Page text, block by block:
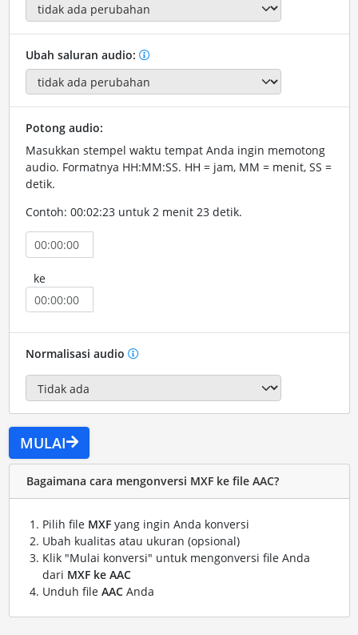
Ubah saluran audio:
Potong audio:
Masukkan stempel waktu tempat Anda ingin memotong
audio. Formatnya HH:MM:SS. HH = jam, MM = menit, SS =
detik.
Contoh: 00:02:23 untuk 2 menit 23 detik.
ke
Normalisasi audio
MULAI
Bagaimana cara mengonversi MXF ke file AAC?
Pilih file MXFyang ingin Anda konversi
Ubah kualitas atau ukuran (opsional)
Klik "Mulai konversi" untuk mengonversi file Anda
dari MXF ke AAC
Unduh file AACAnda